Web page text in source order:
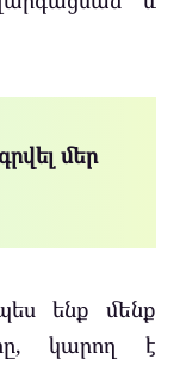
մեր
ենք մենք
կարող է